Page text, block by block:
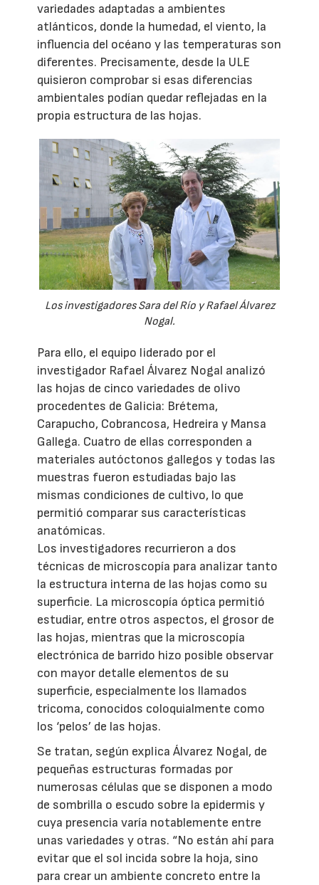
variedades adaptadas a ambientes
atlánticos, donde la humedad, el viento, la
influencia del océano y las temperaturas son
diferentes. Precisamente, desde la ULE
quisieron comprobar si esas diferencias
ambientales podían quedar reflejadas en la
propia estructura de las hojas.
Los investigadores Sara del Río y Rafael Álvarez
Nogal.
Para ello, el equipo liderado por el
investigador Rafael Álvarez Nogal analizó
las hojas de cinco variedades de olivo
procedentes de Galicia: Brétema,
Carapucho, Cobrancosa, Hedreira y Mansa
Gallega. Cuatro de ellas corresponden a
materiales autóctonos gallegos y todas las
muestras fueron estudiadas bajo las
mismas condiciones de cultivo, lo que
permitió comparar sus características
anatómicas.
Los investigadores recurrieron a dos
técnicas de microscopía para analizar tanto
la estructura interna de las hojas como su
superficie. La microscopía óptica permitió
estudiar, entre otros aspectos, el grosor de
las hojas, mientras que la microscopía
electrónica de barrido hizo posible observar
con mayor detalle elementos de su
superficie, especialmente los llamados
tricoma, conocidos coloquialmente como
los ‘pelos’ de las hojas.
Se tratan, según explica Álvarez Nogal, de
pequeñas estructuras formadas por
numerosas células que se disponen a modo
de sombrilla o escudo sobre la epidermis y
cuya presencia varía notablemente entre
unas variedades y otras. “No están ahí para
evitar que el sol incida sobre la hoja, sino
para crear un ambiente concreto entre la